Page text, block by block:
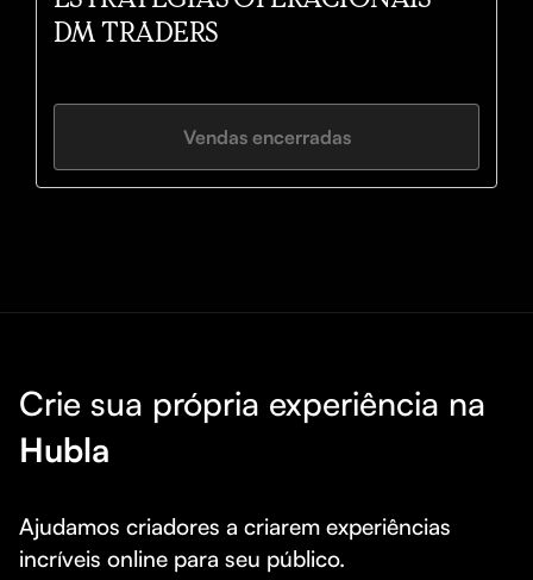
DM TRADERS
Vendas encerradas
Crie sua própria experiência na
Hubla
Ajudamos criadores a criarem experiências
incríveis online para seu público.